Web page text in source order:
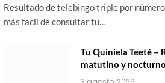
Resultado de telebingo triple por
más facil de consultar tu…
Tu Quiniela Teeté –
matutino y